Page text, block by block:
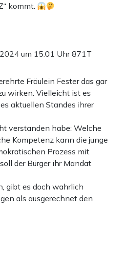
kommt.
um 15:01 Uhr871T
Fräulein Fester das gar
wirken. Vielleicht ist es
aktuellen Standes ihrer
verstanden habe: Welche
Kompetenz kann die junge
Prozess mit
der Bürger ihr Mandat
gibt es doch wahrlich
als ausgerechnet den